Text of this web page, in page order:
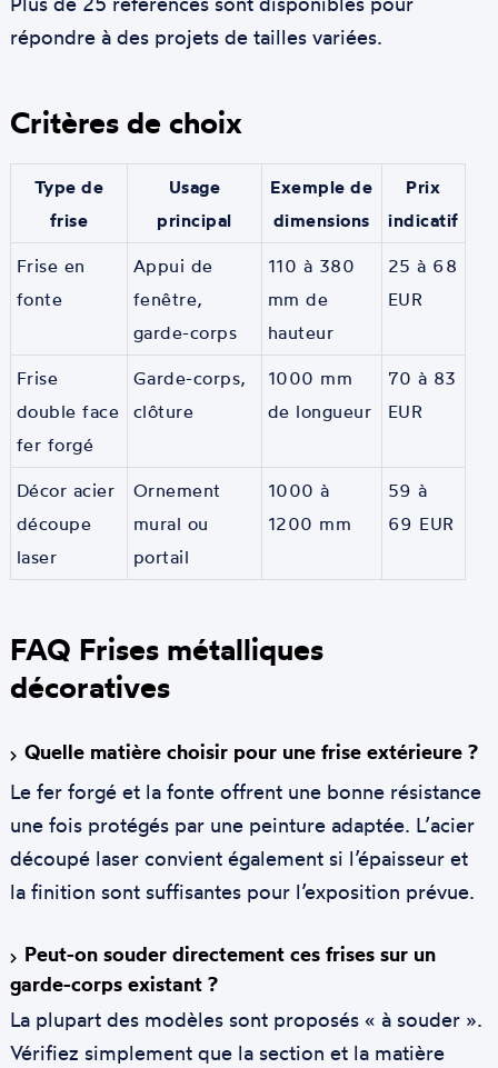
répondre à des projets de tailles variées.
Critères de choix
Type de
frise
Usage
principal
Exemple de
dimensions
Prix
indicatif
Frise en
fonte
Appui de
fenêtre,
garde-corps
110 à 380
mm de
hauteur
25 à 68
EUR
Frise
double face
fer forgé
Garde-corps,
clôture
1000 mm
de longueur
70 à 83
EUR
Décor acier
découpe
laser
Ornement
mural ou
portail
1000 à
1200 mm
59 à
69 EUR
FAQ Frises métalliques
décoratives
Quelle matière choisir pour une frise extérieure ?
Le fer forgé et la fonte offrent une bonne résistance
une fois protégés par une peinture adaptée. L’acier
découpé laser convient également si l’épaisseur et
la finition sont suffisantes pour l’exposition prévue.
Peut-on souder directement ces frises sur un
garde-corps existant ?
La plupart des modèles sont proposés « à souder ».
Vérifiez simplement que la section et la matière